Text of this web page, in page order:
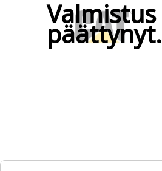
Valmistus
päättynyt.